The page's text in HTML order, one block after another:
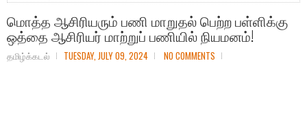
மொத்த ஆசிரியரும் பணி மாறுதல் பெற்ற பள்ளிக்கு
ஒத்தை ஆசிரியர் மாற்றுப் பணியில் நியமனம்!
தமிழ்க்கடல் TUESDAY, JULY 09, 2024 NO COMMENTS